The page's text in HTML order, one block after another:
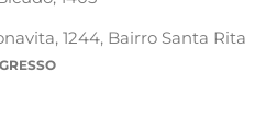
1244, Bairro Santa Rita